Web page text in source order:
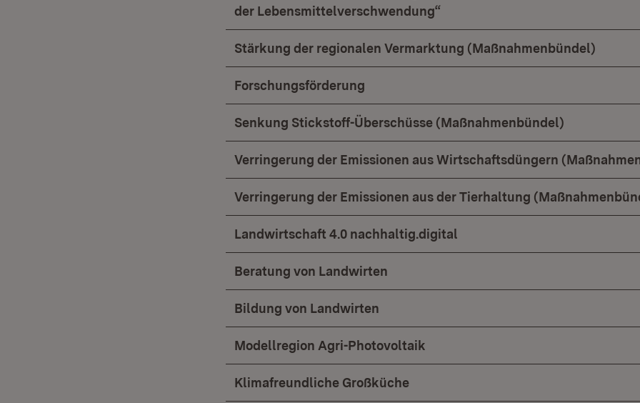
der Lebensmittelverschwendung“
Stärkung der regionalen Vermarktung (Maßnahmenbündel)
Forschungsförderung
Senkung Stickstoff-Überschüsse (Maßnahmenbündel)
Verringerung der Emissionen aus Wirtschaftsdüngern
Verringerung der Emissionen aus der Tierhaltung
Landwirtschaft 4.0 nachhaltig.digital
Beratung von Landwirten
Bildung von Landwirten
Modellregion Agri-Photovoltaik
Klimafreundliche Großküche